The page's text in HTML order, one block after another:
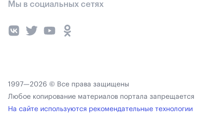
Мы в социальных сетях
1997—2026 © Все права защищены
Любое копирование материалов портала запрещается
На сайте используются рекомендательные технологии